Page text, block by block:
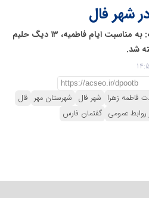
شهر فال
مسئول هیئت محبان حضرت ابوالفضل(ع) شهر فال گفت: به مناسبت ایام فاطمیه، ۱۳ دیگ حلیم
شد.
فاطمه زهرا شهر فال شهرستان مهر فال
روابط عمومی گفتمان فارس